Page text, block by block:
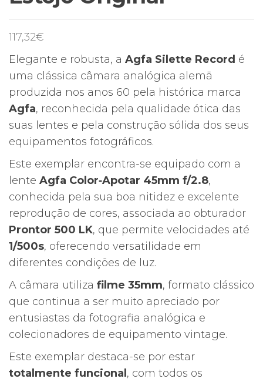
117,32€
Elegante e robusta, a Agfa Silette Record é
uma clássica câmara analógica alemã
produzida nos anos 60 pela histórica marca
Agfa, reconhecida pela qualidade ótica das
suas lentes e pela construção sólida dos seus
equipamentos fotográficos.
Este exemplar encontra-se equipado com a
lente Agfa Color‑Apotar 45mm f/2.8,
conhecida pela sua boa nitidez e excelente
reprodução de cores, associada ao obturador
Prontor 500 LK, que permite velocidades até
1/500s, oferecendo versatilidade em
diferentes condições de luz.
A câmara utiliza filme 35mm, formato clássico
que continua a ser muito apreciado por
entusiastas da fotografia analógica e
colecionadores de equipamento vintage.
Este exemplar destaca-se por estar
totalmente funcional , com todos os